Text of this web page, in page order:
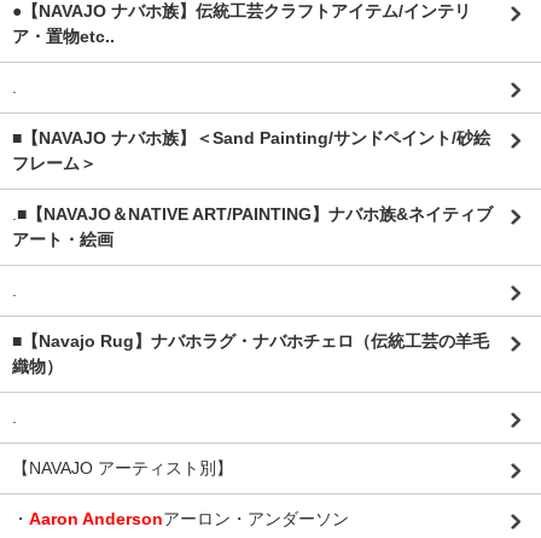
●【NAVAJO ナバホ族】伝統工芸クラフトアイテム/インテリ
ア・置物etc..
.
■【NAVAJO ナバホ族】＜Sand Painting/サンドペイント/砂絵
フレーム＞
.■【NAVAJO＆NATIVE ART/PAINTING】ナバホ族&ネイティブ
アート・絵画
.
■【Navajo Rug】ナバホラグ・ナバホチェロ（伝統工芸の羊毛
織物）
.
【NAVAJO アーティスト別】
・ Aaron Andersonアーロン・アンダーソン